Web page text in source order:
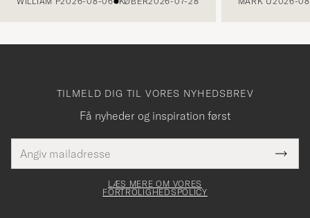
TILMELD DIG TIL VORES NYHEDSBREV
Få nyheder og inspiration først
mailadresse
skal
Tack
för
LÆS MERE OM VORES
FORTROLIGHEDSPOLICY